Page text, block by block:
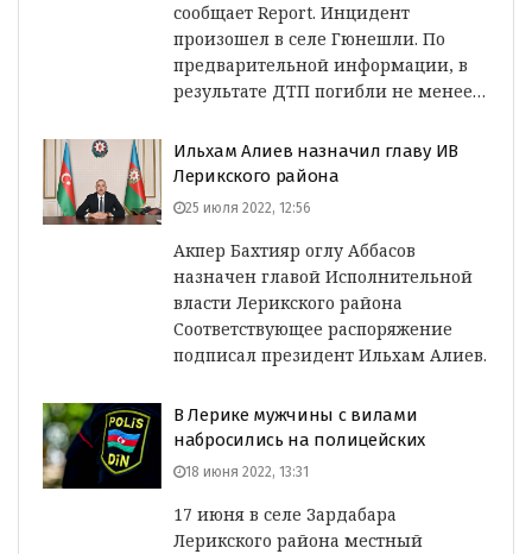
сообщает Report. Инцидент
произошел в селе Гюнешли. По
предварительной информации, в
результате ДТП погибли не менее…
Ильхам Алиев назначил главу ИВ
Лерикского района
25 июля 2022, 12:56
Акпер Бахтияр оглу Аббасов
назначен главой Исполнительной
власти Лерикского района
Соответствующее распоряжение
подписал президент Ильхам Алиев.
В Лерике мужчины с вилами
набросились на полицейских
18 июня 2022, 13:31
17 июня в селе Зардабара
Лерикского района местный